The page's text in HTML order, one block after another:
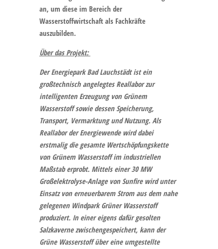
an, um diese im Bereich der
Wasserstoffwirtschaft als Fachkräfte
auszubilden.
Über das Projekt:
Der Energiepark Bad Lauchstädt ist ein
großtechnisch angelegtes Reallabor zur
intelligenten Erzeugung von Grünem
Wasserstoff sowie dessen Speicherung,
Transport, Vermarktung und Nutzung. Als
Reallabor der Energiewende wird dabei
erstmalig die gesamte Wertschöpfungskette
von Grünem Wasserstoff im industriellen
Maßstab erprobt. Mittels einer 30 MW
Großelektrolyse-Anlage von Sunfire wird unter
Einsatz von erneuerbarem Strom aus dem nahe
gelegenen Windpark Grüner Wasserstoff
produziert. In einer eigens dafür gesolten
Salzkaverne zwischengespeichert, kann der
Grüne Wasserstoff über eine umgestellte